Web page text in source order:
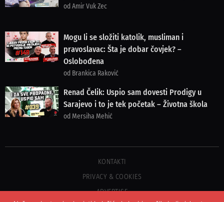
od Amir Vuk Zec
Mogu li se složiti katolik, musliman i
pravoslavac: Šta je dobar čovjek? –
Oslobođena
od Brankica Raković
Renad Čelik: Uspio sam dovesti Prodigy u
Sarajevo i to je tek početak – Životna škola
od Mersiha Mehić
KONTAKTI
PRIVACY & COOKIES
ADVERTISE